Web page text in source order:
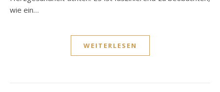
wie ein…
WEITERLESEN